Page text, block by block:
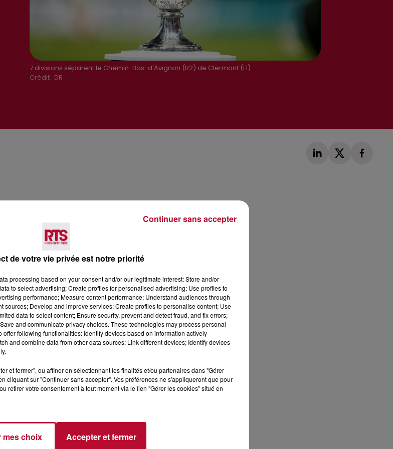
7 divisions séparent le Chemin-Bas-d'Avignon (R2) de Clermont (L1)
Crédit : DR
4 août 2026
HÉRAULT, PYRÉNÉES-
DE SNORKELING À
EXPLORER...
Pas besoin de bouteilles de plongée
lourdes ni de diplômes complexes
de votre vie privée est notre priorité
processing based on your consent and/or our legitimate interest: Store and/or
to select advertising; Create profiles for personalised advertising; Use profiles to
performance; Measure content performance; Understand audiences through
sources; Develop and improve services; Create profiles to personalise content; Use
data to select content; Ensure security, prevent and detect fraud, and fix errors;
and communicate privacy choices. These technologies may process personal
following functionalities: Identify devices based on information actively
and combine data from other data sources; Link different devices; Identify devices
et fermer", ou affiner en sélectionnant les finalités et/ou partenaires dans "Gérer
cliquant sur "Continuer sans accepter". Vos préférences ne s'appliqueront que pour
retirer votre consentement à tout moment via le lien "Gérer les cookies" situé en
mes choix Accepter et fermer
Continuer sans accepter